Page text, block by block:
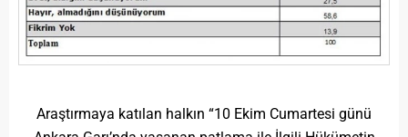
Araştırmaya katılan halkın “10 Ekim Cumartesi günü